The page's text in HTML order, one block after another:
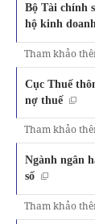
Bộ Tài chính
hộ kinh doanh
Tham khảo
Cục Thuế
nợ thuế
Tham khảo
Ngành ngân
số
Tham khảo